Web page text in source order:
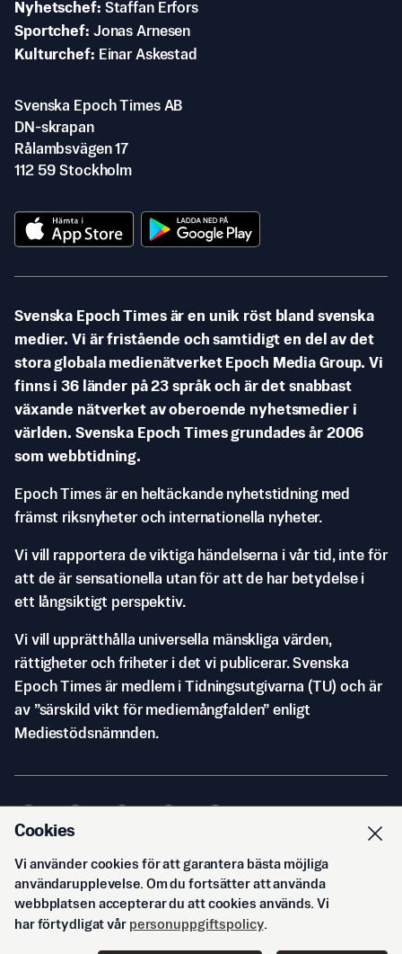
Nyhetschef Staffan Erfors
Sportchef Jonas Arnesen
Kulturchef
Einar Askestad
Svenska Epoch Times AB
DN-skrapan
Rålambsvägen 17
112 59 Stockholm
Svenska Epoch Times är en unik röst bland svenska
medier. Vi är fristående och samtidigt en del av det
stora globala medienätverket Epoch Media Group. Vi
finns i 36 länder på 23 språk och är det snabbast
växande nätverket av oberoende nyhetsmedier i
världen. Svenska Epoch Times grundades år 2006
som webbtidning.
Epoch Times är en heltäckande nyhetstidning med
främst riksnyheter och internationella nyheter.
Vi vill rapportera de viktiga händelserna i vår tid, inte för
att de är sensationella utan för att de har betydelse i
ett långsiktigt perspektiv.
Vi vill upprätthålla universella mänskliga värden,
rättigheter och friheter i det vi publicerar. Svenska
Epoch Times är medlem i Tidningsutgivarna (TU) och är
av ”särskild vikt för mediemångfalden” enligt
Mediestödsnämnden.
© Svenska Epoch Times AB2026
Cookies
Vi använder cookies för att garantera bästa möjliga
användarupplevelse. Om du fortsätter att använda
webbplatsen accepterar du att cookies används. Vi
har förtydligat vår personuppgiftspolicy.